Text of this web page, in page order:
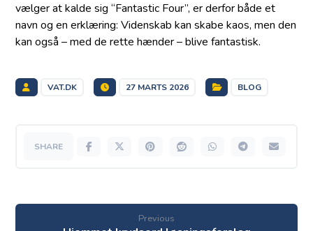
vælger at kalde sig “Fantastic Four”, er derfor både et
navn og en erklæring: Videnskab kan skabe kaos, men den
kan også – med de rette hænder – blive fantastisk.
VAT.DK 27 MARTS 2026 BLOG
Previous